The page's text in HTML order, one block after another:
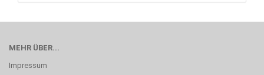
MEHR ÜBER...
Impressum